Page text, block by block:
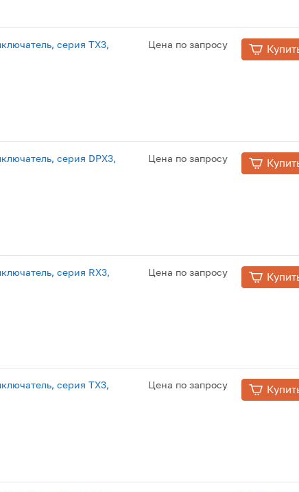
серия TX3,
Цена по запросу
серия DPX3,
Цена по запросу
серия RX3,
Цена по запросу
серия TX3,
Цена по запросу